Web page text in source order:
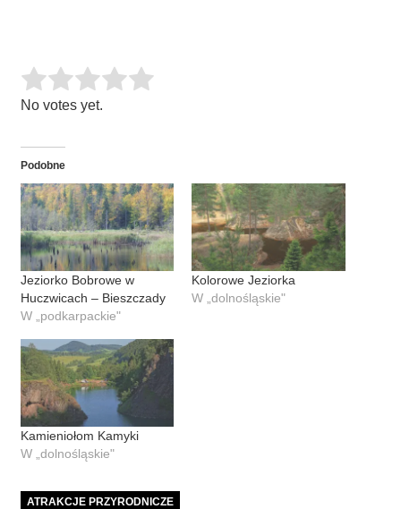
Rate this item:
No votes yet.
Podobne
Jeziorko Bobrowe w
Huczwicach – Bieszczady
W „podkarpackie"
Kolorowe Jeziorka
W „dolnośląskie"
Kamieniołom Kamyki
W „dolnośląskie"
ATRAKCJE PRZYRODNICZE